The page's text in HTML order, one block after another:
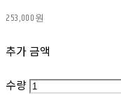
253,000원
추가 금액
수량